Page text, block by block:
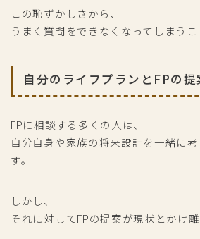
この恥ずかしさから、
うまく質問をできなくなってしまうこ
自分のライフプランとFPの
FPに相談する多くの人は、
自分自身や家族の将来設計を一緒に
す。
しかし、
それに対してFPの提案が現状とかけ離